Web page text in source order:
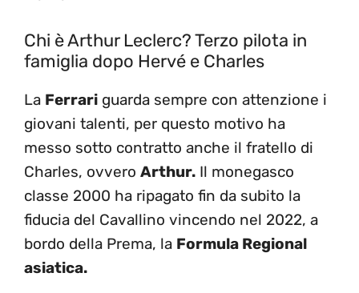
Chi è Arthur Leclerc? Terzo pilota in
famiglia dopo Hervé e Charles
La Ferrari guarda sempre con attenzione i
giovani talenti, per questo motivo ha
messo sotto contratto anche il fratello di
Charles, ovvero Arthur. Il monegasco
classe 2000 ha ripagato fin da subito la
fiducia del Cavallino vincendo nel 2022, a
bordo della Prema, la Formula Regional
asiatica.